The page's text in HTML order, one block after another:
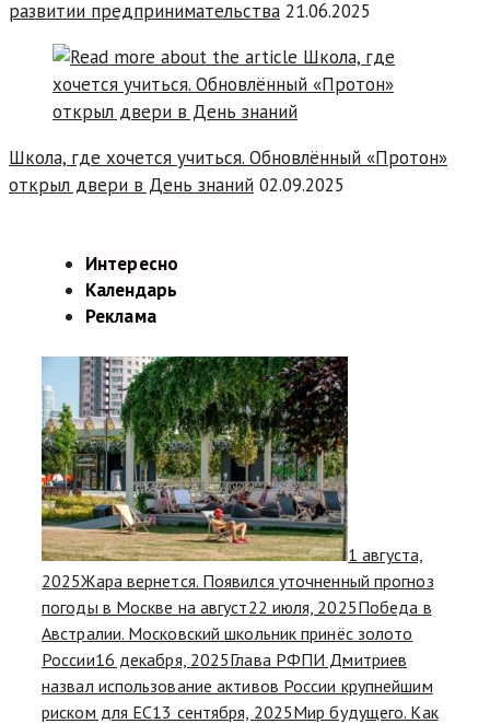
развитии предпринимательства 21.06.2025
Школа, где хочется учиться. Обновлённый «Протон»
открыл двери в День знаний 02.09.2025
Интересно
Календарь
Реклама
1 августа,
2025Жара вернется. Появился уточненный прогноз
погоды в Москве на август22 июля, 2025Победа в
Австралии. Московский школьник принёс золото
России16 декабря, 2025Глава РФПИ Дмитриев
назвал использование активов России крупнейшим
риском для ЕС13 сентября, 2025Мир будущего. Как